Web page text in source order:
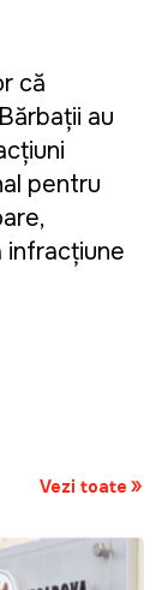
că
au
pentru
infracțiune
Vezi toate